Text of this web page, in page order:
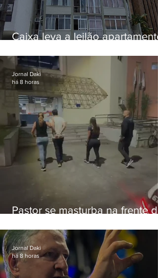
Caixa leva a leilão apartamento
Botafogo
Pastor se masturba na frente de
Jornal Daki
há 8 horas
Jornal Daki
há 8 horas